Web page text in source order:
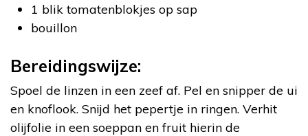
1 blik tomatenblokjes op sap
bouillon
Bereidingswijze:
Spoel de linzen in een zeef af. Pel en snipper de ui
en knoflook. Snijd het pepertje in ringen. Verhit
olijfolie in een soeppan en fruit hierin de